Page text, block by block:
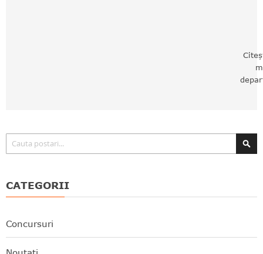
CATEGORII
Concursuri